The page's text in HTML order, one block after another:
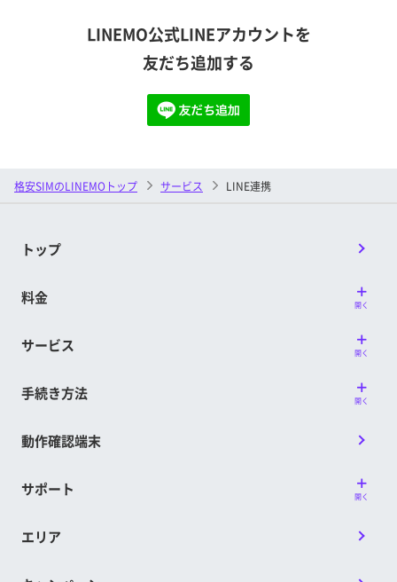
LINEMO公式LINEアカウントを
友だち追加する
格安SIMのLINEMOトップ サービス LINE連携
トップ
料金 開く
サービス 開く
手続き方法 開く
動作確認端末
サポート 開く
エリア